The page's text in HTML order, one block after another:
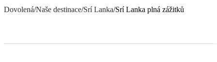
Dovolená/Naše destinace/Srí Lanka/Srí Lanka plná zážitků